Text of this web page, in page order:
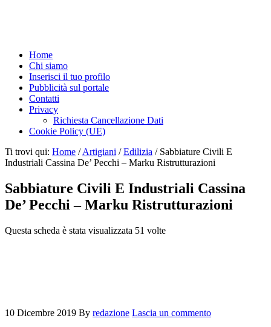
Home
Chi siamo
Inserisci il tuo profilo
Pubblicità sul portale
Contatti
Privacy
Richiesta Cancellazione Dati
Cookie Policy (UE)
Ti trovi qui: Home / Artigiani / Edilizia /Sabbiature Civili E
Industriali Cassina De’ Pecchi – Marku Ristrutturazioni
Sabbiature Civili E Industriali Cassina
De’ Pecchi – Marku Ristrutturazioni
Questa scheda è stata visualizzata 51 volte
10 Dicembre 2019 By redazione Lascia un commento